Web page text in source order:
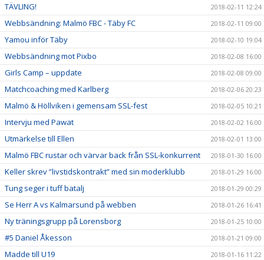
TÄVLING! 2018-02-11 12:24
Webbsändning: Malmö FBC - Täby FC 2018-02-11 09:00
Yamou inför Täby 2018-02-10 19:04
Webbsändning mot Pixbo 2018-02-08 16:00
Girls Camp – uppdate 2018-02-08 09:00
Matchcoaching med Karlberg 2018-02-06 20:23
Malmö & Höllviken i gemensam SSL-fest 2018-02-05 10:21
Intervju med Pawat 2018-02-02 16:00
Utmärkelse till Ellen 2018-02-01 13:00
Malmö FBC rustar och värvar back från SSL-konkurrent 2018-01-30 16:00
Keller skrev ”livstidskontrakt” med sin moderklubb 2018-01-29 16:00
Tung seger i tuff batalj 2018-01-29 00:29
Se Herr A vs Kalmarsund på webben 2018-01-26 16:41
Ny träningsgrupp på Lorensborg 2018-01-25 10:00
#5 Daniel Åkesson 2018-01-21 09:00
Madde till U19 2018-01-16 11:22